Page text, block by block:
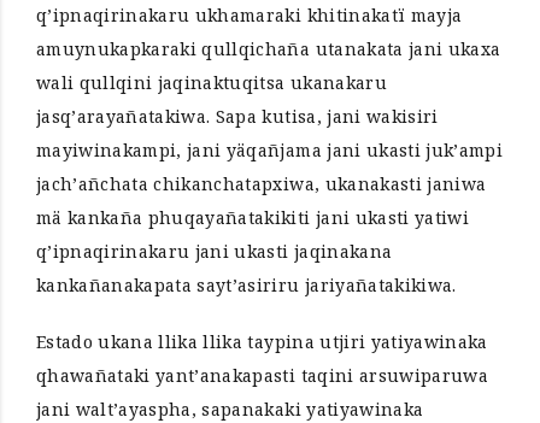
q’ipnaqirinakaru ukhamaraki khitinakatï mayja
amuynukapkaraki qullqichaña utanakata jani ukaxa
wali qullqini jaqinaktuqitsa ukanakaru
jasq’arayañatakiwa. Sapa kutisa, jani wakisiri
mayiwinakampi, jani yäqañjama jani ukasti juk’ampi
jach’añchata chikanchatapxiwa, ukanakasti janiwa
mä kankaña phuqayañatakikiti jani ukasti yatiwi
q’ipnaqirinakaru jani ukasti jaqinakana
kankañanakapata sayt’asiriru jariyañatakikiwa.
Estado ukana llika llika taypina utjiri yatiyawinaka
qhawañataki yant’anakapasti taqini arsuwiparuwa
jani walt’ayaspha, sapanakaki yatiyawinaka